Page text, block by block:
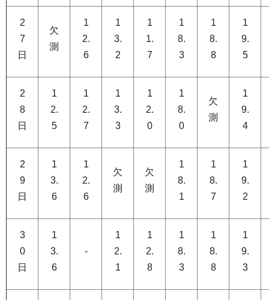
2
7
日
欠
測
1
2.
6
1
3.
2
1
1.
7
1
8.
3
1
8.
8
1
9.
5
2
8
日
1
2.
5
1
2.
7
1
3.
3
1
2.
0
1
8.
0
欠
測
1
9.
4
2
9
日
1
3.
6
1
2.
6
欠
測
欠
測
1
8.
1
1
8.
7
1
9.
2
3
0
日
1
3.
6
-
1
2.
1
1
2.
8
1
8.
3
1
8.
8
1
9.
3